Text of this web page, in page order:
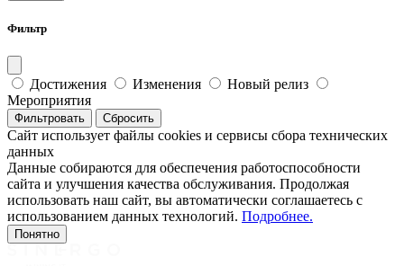
Фильтр
Достижения Изменения
Новый релиз
Мероприятия
Фильтровать Сбросить
Сайт использует файлы cookies и сервисы сбора технических
данных
Данные собираются для обеспечения работоспособности
сайта и улучшения качества обслуживания. Продолжая
использовать наш сайт, вы автоматически соглашаетесь с
использованием данных технологий. Подробнее.
Понятно